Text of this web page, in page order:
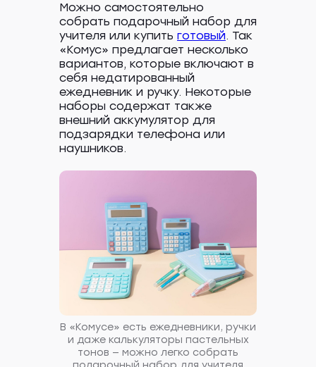
Можно самостоятельно
собрать подарочный набор для
учителя или купить готовый. Так
«Комус» предлагает несколько
вариантов, которые включают в
себя недатированный
ежедневник и ручку. Некоторые
наборы содержат также
внешний аккумулятор для
подзарядки телефона или
наушников.
В «Комусе» есть ежедневники, ручки
и даже калькуляторы пастельных
тонов — можно легко собрать